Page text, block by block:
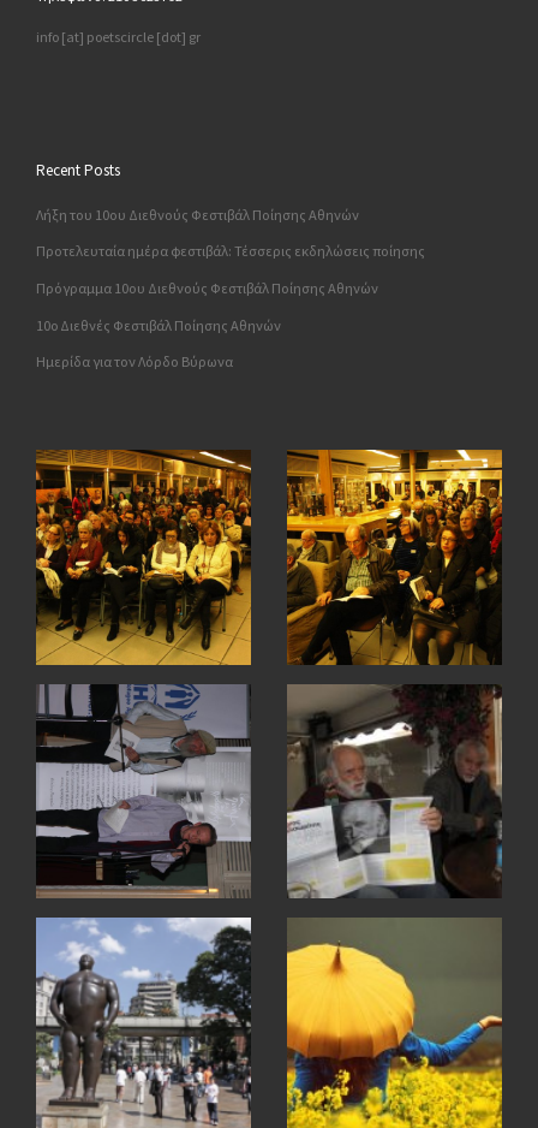
info [at] poetscircle [dot] gr
Recent Posts
Λήξη του 10ου Διεθνούς Φεστιβάλ Ποίησης Αθηνών
Προτελευταία ημέρα φεστιβάλ: Τέσσερις εκδηλώσεις ποίησης
Πρόγραμμα 10ου Διεθνούς Φεστιβάλ Ποίησης Αθηνών
10o Διεθνές Φεστιβάλ Ποίησης Αθηνών
Ημερίδα για τον Λόρδο Βύρωνα